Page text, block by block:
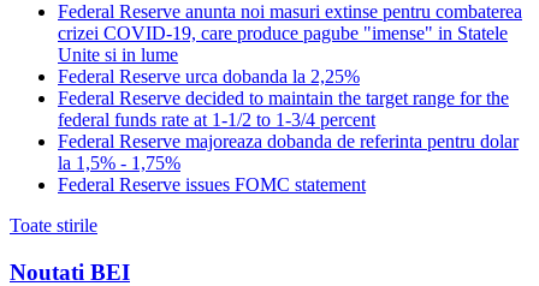
Federal Reserve anunta noi masuri extinse pentru combaterea
crizei COVID-19, care produce pagube "imense" in Statele
Unite si in lume
Federal Reserve urca dobanda la 2,25%
Federal Reserve decided to maintain the target range for the
federal funds rate at 1-1/2 to 1-3/4 percent
Federal Reserve majoreaza dobanda de referinta pentru dolar
la 1,5% - 1,75%
Federal Reserve issues FOMC statement
Toate stirile
Noutati BEI